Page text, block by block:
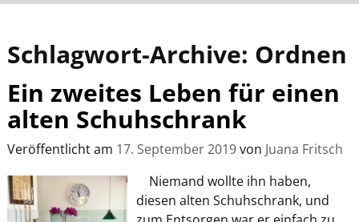
Schlagwort-Archive: Ordnen
Ein zweites Leben für einen
alten Schuhschrank
Veröffentlicht am 17. September 2019von Juana Fritsch
Niemand wollte ihn haben,
diesen alten Schuhschrank, und